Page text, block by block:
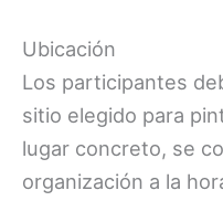
Ubicación
Los participantes
sitio elegido para
lugar concreto, se
organización a la